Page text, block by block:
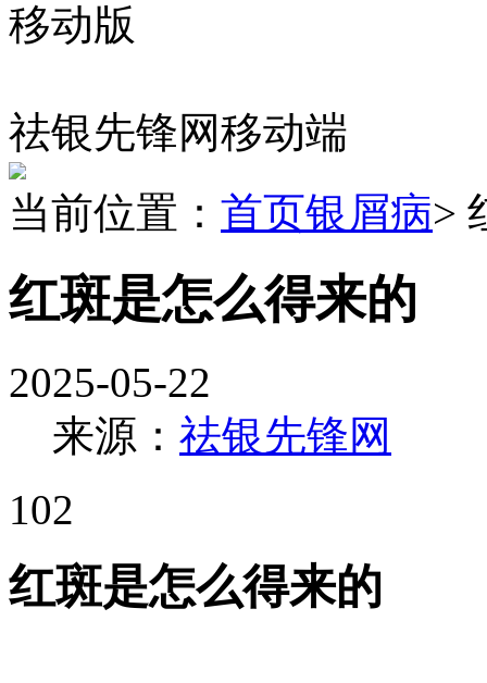
移动版
祛银先锋网移动端
当前位置： 首页银屑病>
红斑是怎么得来的
2025-05-22
来源： 祛银先锋网
102
红斑是怎么得来的